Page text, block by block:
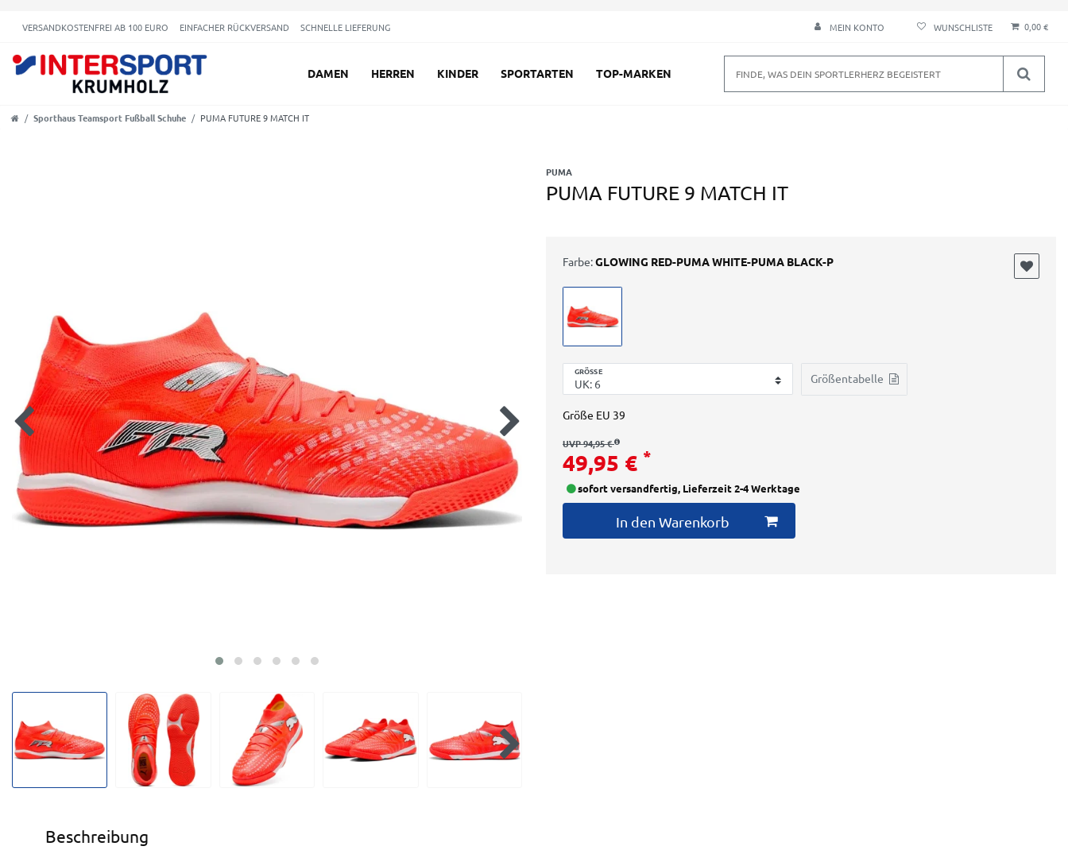
VERSANDKOSTENFREI AB 100 EURO EINFACHER RÜCKVERSAND SCHNELLE LIEFERUNG MEIN KONTO 0,00 €
DAMEN HERREN KINDER SPORTARTEN TOP-MARKEN
Sporthaus Teamsport Fußball Schuhe PUMA FUTURE 9 MATCH IT
PUMA
PUMA FUTURE 9 MATCH IT
GRÖSSE
Größentabelle
Farbe:GLOWING RED-PUMA WHITE-PUMA BLACK-P
Größe EU 39
UVP 94,95 €
49,95 € *
sofort versandfertig, Lieferzeit 2-4 Werktage
In den Warenkorb
Beschreibung